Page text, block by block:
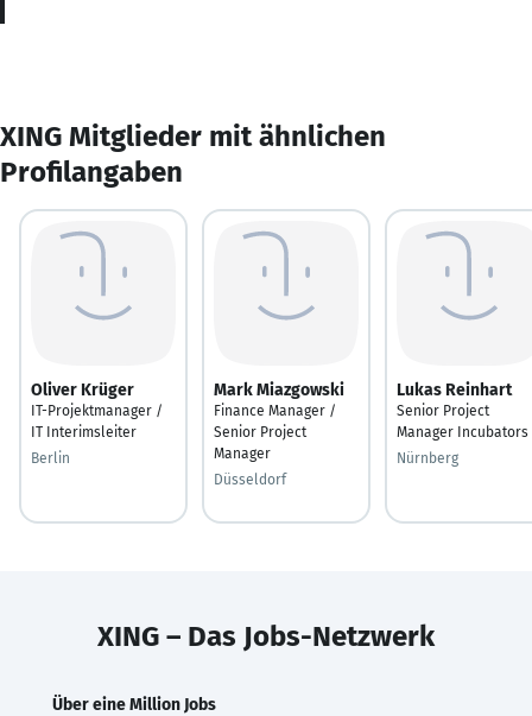
XING Mitglieder mit ähnlichen
Profilangaben
Oliver Krüger
IT-Projektmanager /
IT Interimsleiter
Berlin
Mark Miazgowski
Finance Manager /
Senior Project
Manager
Düsseldorf
Lukas Reinhart
Senior Project
Manager Incubators
Nürnberg
XING – Das Jobs-Netzwerk
Über eine Million Jobs